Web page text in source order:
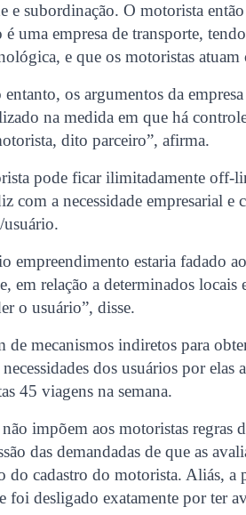
e subordinação. O motorista
uma empresa de transporte,
e que os motoristas atuam
os argumentos da empresa
na medida em que há
dito parceiro”, afirma.
pode ficar ilimitadamente off-
a necessidade empresarial e
usuário.
empreendimento estaria fadado
em relação a determinados locais
o usuário”, disse.
de mecanismos indiretos para
dos usuários por elas
45 viagens na semana.
impõem aos motoristas regras
das demandadas de que as
do cadastro do motorista. Aliás, a
foi desligado exatamente por ter